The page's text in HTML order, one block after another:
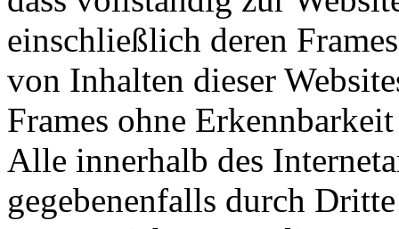
einschließlich deren
von Inhalten dieser
Frames ohne
Alle innerhalb des
gegebenenfalls durch